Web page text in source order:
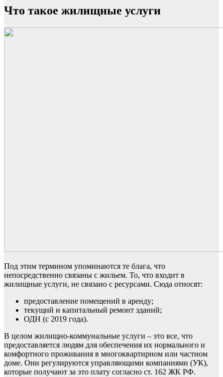
Что такое жилищные услуги
Под этим термином упоминаются те блага, что
непосредственно связаны с жильем. То, что входит в
жилищные услуги, не связано с ресурсами. Сюда относят:
предоставление помещений в аренду;
текущий и капитальный ремонт зданий;
ОДН (с 2019 года).
В целом жилищно-коммунальные услуги – это все, что
предоставляется людям для обеспечения их нормального и
комфортного проживания в многоквартирном или частном
доме. Они регулируются управляющими компаниями (УК),
которые получают за это плату согласно ст. 162 ЖК РФ.